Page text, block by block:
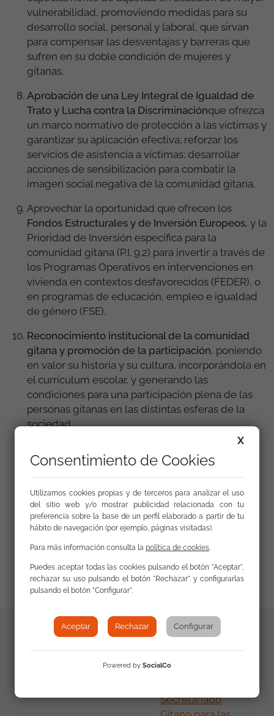
vulnerabilidad, promoviendo medidas para su
desarrollo social, personal y laboral, que sirvan
para compensar las desventajas y barreras que
sufren en su doble condición de mujeres y
gitanas.
Aprobación de una Ley Integral de Igualdad de
Trato y Lucha contra la Discriminaciónque ofrezca
un marco normativo de protección a las víctimas y
garantizar su aplicación efectiva; reforzar los
servicios de asistencia a víctimas; desarrollar
acciones de sensibilización para combatir la
imagen social negativa de la comunidad gitana.
Aprovechar la oportunidad que ofrecen los
Fondos Estructurales y de Inversión Europeos, y la
Prioridad de Inversión específica para la
comunidad gitana (P.I. 9.2) para invertir a través de
los Programas Operativos en intervenciones en
vivienda en contextos desfavorecidos (FEDER), o
en programas de educación, empleo e igualdad
de género (FSE).
Reconocimiento institucional de la comunidad
gitana y promoción de la participación, poniendo
en valor su historia y su cultura, incorporándola en
el currículum escolar, y generando las
condiciones para una participación plena de las
personas gitanas en las distintas esferas de la
sociedad.
Enlaces
Dossier FSG "Elecciones 2019. Generales,
Europeas, Autonómicas y Municipales"
Documentos
de interés
Propuestas
Secretariado
X
Consentimiento de Cookies
Utilizamos cookies propias y de terceros para analizar el uso
del sitio web y/o mostrar publicidad relacionada con tu
preferencia sobre la base de un perfil elaborado a partir de tu
hábito de navegación (por ejemplo, páginas visitadas).
Para más información consulta la política de cookies.
Puedes aceptar todas las cookies pulsando el botón "Aceptar",
rechazar su uso pulsando el botón "Rechazar" y configurarlas
pulsando el botón "Configurar".
Aceptar Rechazar Configurar
Powered by SocialCo